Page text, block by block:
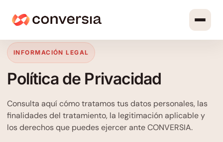
INFORMACIÓN LEGAL
Política de Privacidad
Consulta aquí cómo tratamos tus datos personales, las
finalidades del tratamiento, la legitimación aplicable y
los derechos que puedes ejercer ante CONVERSIA.